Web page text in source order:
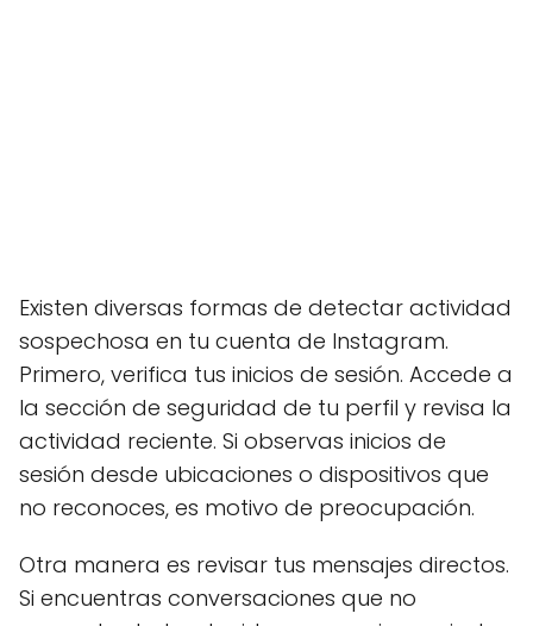
Existen diversas formas de detectar actividad
sospechosa en tu cuenta de Instagram.
Primero, verifica tus inicios de sesión. Accede a
la sección de seguridad de tu perfil y revisa la
actividad reciente. Si observas inicios de
sesión desde ubicaciones o dispositivos que
no reconoces, es motivo de preocupación.
Otra manera es revisar tus mensajes directos.
Si encuentras conversaciones que no